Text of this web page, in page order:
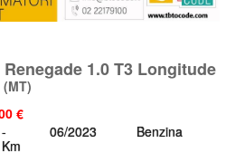
Renegade 1.0 T3 Longitude
(MT)
€
06/2023 Benzina